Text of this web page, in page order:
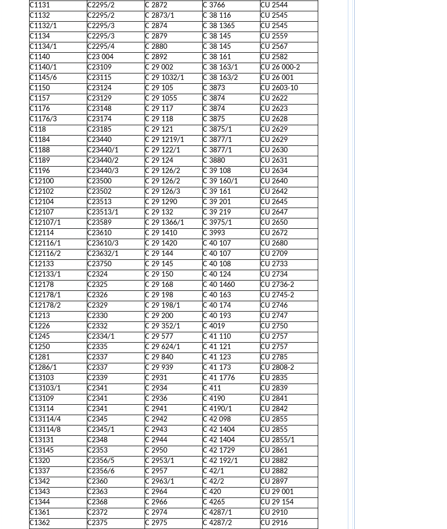
C1131
C2295/2 C 2872 C 3766
CU 2544
C1132
C2295/2 C 2873/1 C 38 116
CU 2545
C1132/1
C2295/3 C 2874 C 38 1365
CU 2545
C1134
C2295/3 C 2879 C 38 145
CU 2559
C1134/1
C2295/4 C 2880 C 38 145
CU 2567
C1140
C23 004 C 2892 C 38 161
CU 2582
C1140/1
C23109 C 29 002 C 38 163/1
CU 26 000-2
C1145/6
C23115 C 29 1032/1 C 38 163/2
CU 26 001
C1150
C23124 C 29 105 C 3873
CU 2603-10
C1157
C23129 C 29 1055 C 3874
CU 2622
C1176
C23148 C 29 117 C 3874
CU 2623
C1176/3
C23174 C 29 118 C 3875
CU 2628
C118
C23185 C 29 121 C 3875/1
CU 2629
C1184
C23440 C 29 1219/1 C 3877/1
CU 2629
C1188
C23440/1 C 29 122/1 C 3877/1
CU 2630
C1189
C23440/2 C 29 124 C 3880
CU 2631
C1196
C23440/3 C 29 126/2 C 39 108
CU 2634
C12100
C23500 C 29 126/2 C 39 160/1
CU 2640
C12102
C23502 C 29 126/3 C 39 161
CU 2642
C12104
C23513 C 29 1290 C 39 201
CU 2645
C12107
C23513/1 C 29 132 C 39 219
CU 2647
C12107/1
C23589 C 29 1366/1 C 3975/1
CU 2650
C12114
C23610 C 29 1410 C 3993
CU 2672
C12116/1
C23610/3 C 29 1420 C 40 107
CU 2680
C12116/2
C23632/1 C 29 144 C 40 107
CU 2709
C12133
C23750 C 29 145 C 40 108
CU 2733
C12133/1
C2324 C 29 150 C 40 124
CU 2734
C12178
C2325 C 29 168 C 40 1460
CU 2736-2
C12178/1
C2326 C 29 198 C 40 163
CU 2745-2
C12178/2
C2329 C 29 198/1 C 40 174
CU 2746
C1213
C2330 C 29 200 C 40 193
CU 2747
C1226
C2332 C 29 352/1 C 4019
CU 2750
C1245
C2334/1 C 29 577 C 41 110
CU 2757
C1250
C2335 C 29 624/1 C 41 121
CU 2757
C1281
C2337 C 29 840 C 41 123
CU 2785
C1286/1
C2337 C 29 939 C 41 173
CU 2808-2
C13103
C2339 C 2931 C 41 1776
CU 2835
C13103/1
C2341 C 2934 C 411
CU 2839
C13109
C2341 C 2936 C 4190
CU 2841
C13114
C2341 C 2941 C 4190/1
CU 2842
C13114/4
C2345 C 2942 C 42 098
CU 2855
C13114/8
C2345/1 C 2943 C 42 1404
CU 2855
C13131
C2348 C 2944 C 42 1404
CU 2855/1
C13145
C2353 C 2950 C 42 1729
CU 2861
C1320
C2356/5 C 2953/1 C 42 192/1
CU 2882
C1337
C2356/6 C 2957 C 42/1
CU 2882
C1342
C2360 C 2963/1 C 42/2
CU 2897
C1343
C2363 C 2964 C 420
CU 29 001
C1344
C2368 C 2966 C 4265
CU 29 154
C1361
C2372 C 2974 C 4287/1
CU 2910
C1362
C2375 C 2975 C 4287/2
CU 2916